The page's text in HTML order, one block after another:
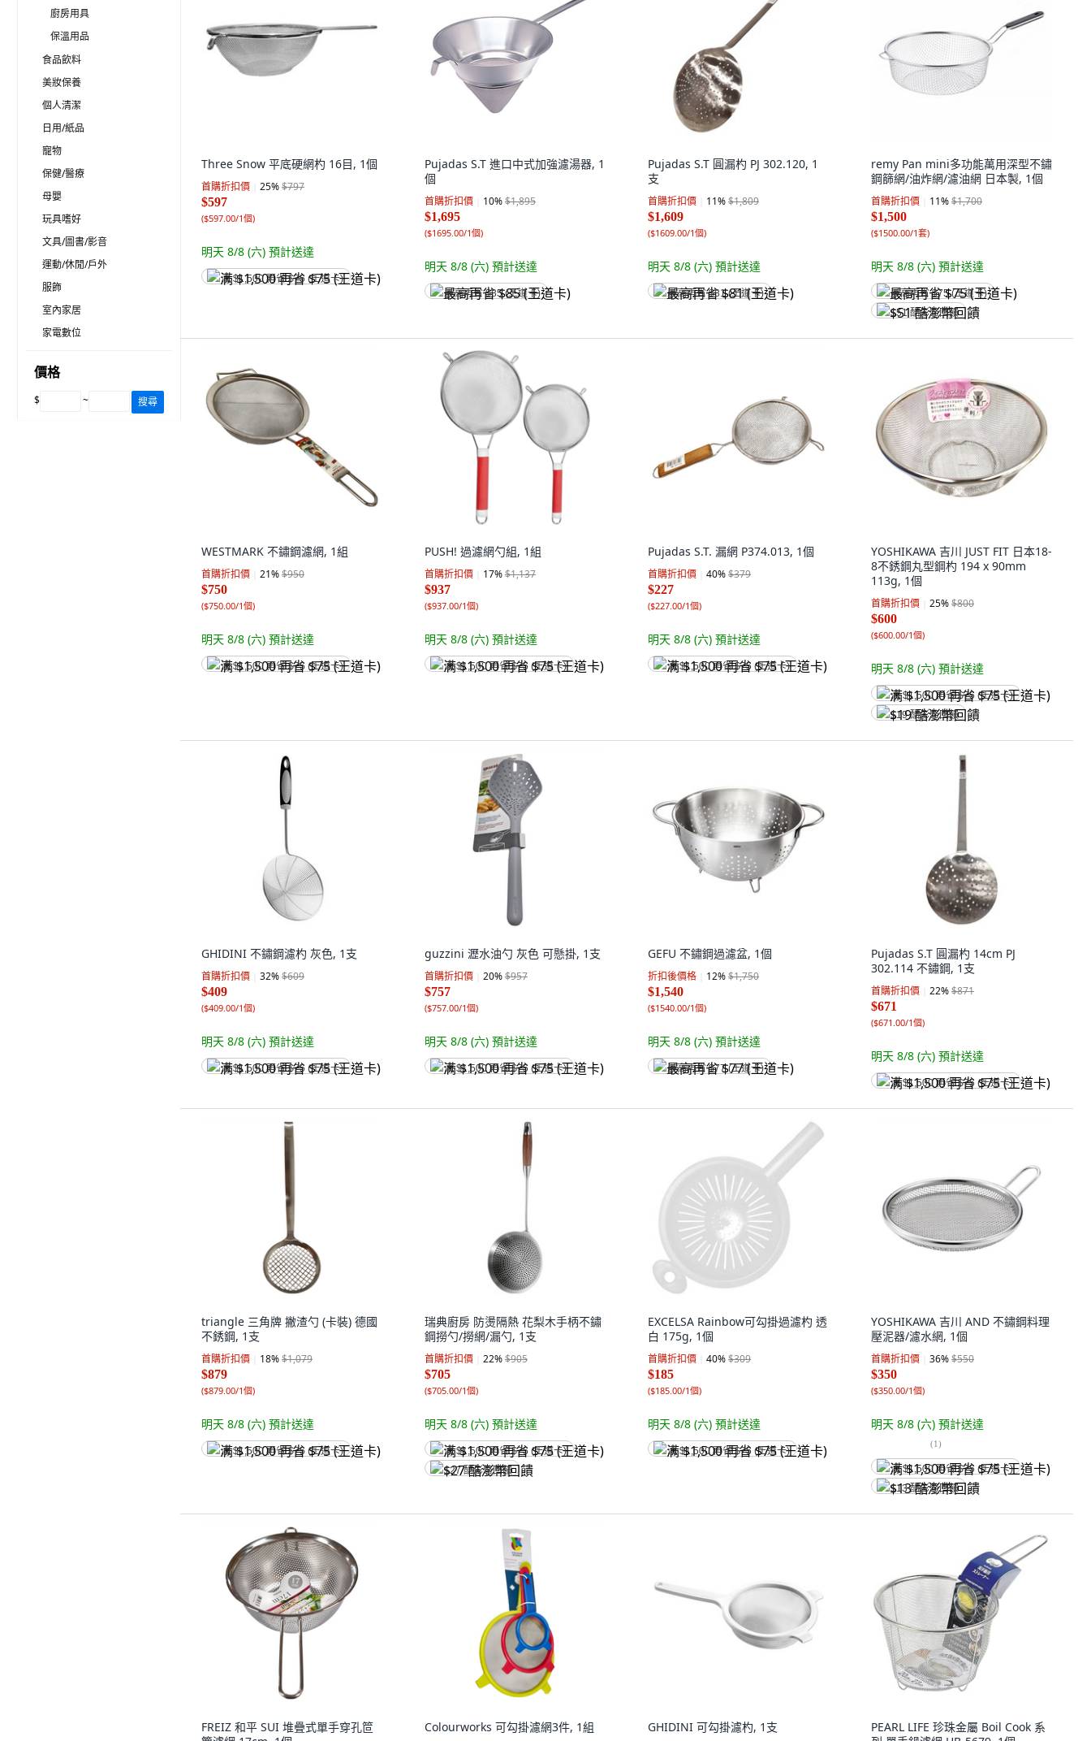
廚房用具
保溫用品
食品飲料
美妝保養
個人清潔
日用/紙品
寵物
保健/醫療
母嬰
玩具嗜好
文具/圖書/影音
運動/休閒/戶外
服飾
室內家居
家電數位
價格
$ ~ 搜尋
Three Snow 平底硬網杓 16目, 1個
首購折扣價 25%$797
$597
($597.00/1個)
明天 8/8 (六) 預計送達
满 $1,500 再省 $75 (王道卡)
Pujadas S.T 進口中式加強濾湯器, 1
個
首購折扣價 10%$1,895
$1,695
($1695.00/1個)
明天 8/8 (六) 預計送達
最高再省 $85 (王道卡)
Pujadas S.T 圓漏杓 PJ 302.120, 1
支
首購折扣價 11%$1,809
$1,609
($1609.00/1個)
明天 8/8 (六) 預計送達
最高再省 $81 (王道卡)
remy Pan mini多功能萬用深型不鏽
鋼篩網/油炸網/濾油網 日本製, 1個
首購折扣價 11%$1,700
$1,500
($1500.00/1套)
明天 8/8 (六) 預計送達
最高再省 $75 (王道卡)
$51 酷澎幣回饋
WESTMARK 不鏽鋼濾網, 1組
首購折扣價 21%$950
$750
($750.00/1個)
明天 8/8 (六) 預計送達
满 $1,500 再省 $75 (王道卡)
PUSH! 過濾網勺組, 1組
首購折扣價 17%$1,137
$937
($937.00/1個)
明天 8/8 (六) 預計送達
满 $1,500 再省 $75 (王道卡)
Pujadas S.T. 漏網 P374.013, 1個
首購折扣價 40%$379
$227
($227.00/1個)
明天 8/8 (六) 預計送達
满 $1,500 再省 $75 (王道卡)
YOSHIKAWA 吉川 JUST FIT 日本18-
8不銹鋼丸型鋼杓 194 x 90mm
113g, 1個
首購折扣價 25%$800
$600
($600.00/1個)
明天 8/8 (六) 預計送達
满 $1,500 再省 $75 (王道卡)
$19 酷澎幣回饋
GHIDINI 不鏽鋼濾杓 灰色, 1支
首購折扣價 32%$609
$409
($409.00/1個)
明天 8/8 (六) 預計送達
满 $1,500 再省 $75 (王道卡)
guzzini 瀝水油勺 灰色 可懸掛, 1支
首購折扣價 20%$957
$757
($757.00/1個)
明天 8/8 (六) 預計送達
满 $1,500 再省 $75 (王道卡)
GEFU 不鏽鋼過濾盆, 1個
折扣後價格 12%$1,750
$1,540
($1540.00/1個)
明天 8/8 (六) 預計送達
最高再省 $77 (王道卡)
Pujadas S.T 圓漏杓 14cm PJ
302.114 不鏽鋼, 1支
首購折扣價 22%$871
$671
($671.00/1個)
明天 8/8 (六) 預計送達
满 $1,500 再省 $75 (王道卡)
triangle 三角牌 撇渣勺 (卡裝) 德國
不銹鋼, 1支
首購折扣價 18%$1,079
$879
($879.00/1個)
明天 8/8 (六) 預計送達
满 $1,500 再省 $75 (王道卡)
瑞典廚房 防燙隔熱 花梨木手柄不鏽
鋼撈勺/撈網/漏勺, 1支
首購折扣價 22%$905
$705
($705.00/1個)
明天 8/8 (六) 預計送達
满 $1,500 再省 $75 (王道卡)
$27 酷澎幣回饋
EXCELSA Rainbow可勾掛過濾杓 透
白 175g, 1個
首購折扣價 40%$309
$185
($185.00/1個)
明天 8/8 (六) 預計送達
满 $1,500 再省 $75 (王道卡)
YOSHIKAWA 吉川 AND 不鏽鋼料理
壓泥器/濾水網, 1個
首購折扣價 36%$550
$350
($350.00/1個)
明天 8/8 (六) 預計送達
(1)
满 $1,500 再省 $75 (王道卡)
$13 酷澎幣回饋
FREIZ 和平 SUI 堆疊式單手穿孔笸
Colourworks 可勾掛濾網3件, 1組 GHIDINI 可勾掛濾杓, 1支
PEARL LIFE 珍珠金屬 Boil Cook 系